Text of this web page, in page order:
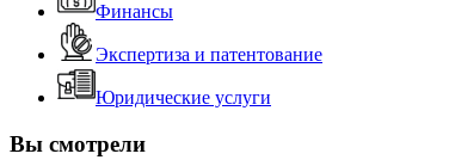
Финансы
Экспертиза и патентование
Юридические услуги
Вы смотрели